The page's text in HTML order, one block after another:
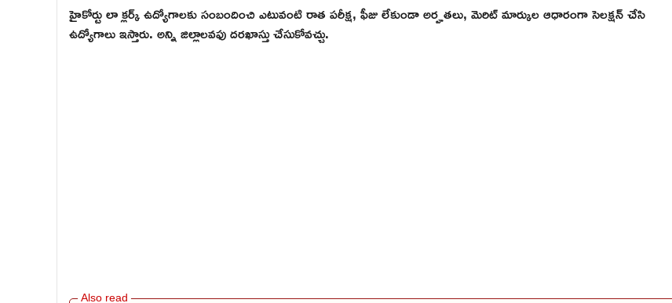
హైకోర్టు లా క్లర్క్ ఉద్యోగాలకు సంబందించి ఎటువంటి రాత పరీక్ష, ఫీజు లేకుండా అర్హతలు, మెరిట్ మార్కుల ఆధారంగా సెలక్షన్ చేసి
ఉద్యోగాలు ఇస్తారు. అన్ని జిల్లాలవఫు దరఖాస్తు చేసుకోవచ్చు.